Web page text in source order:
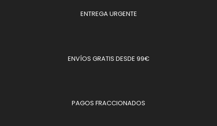
ENTREGA URGENTE
ENVÍOS GRATIS DESDE 99€
PAGOS FRACCIONADOS